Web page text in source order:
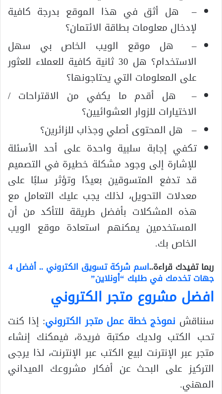
– هل أثق في هذا الموقع بدرجة كافية
لإدخال معلومات بطاقة الائتمان؟
– هل موقع الويب الخاص بي سهل
الاستخدام؟ هل 30 ثانية كافية للعملاء للعثور
على المعلومات التي يحتاجونها؟
– هل أقدم ما يكفي من الاقتراحات /
الاختيارات للزوار العشوائيين؟
– هل المحتوى أصلي وجذاب للزائرين؟
تكفي إجابة سلبية واحدة على أحد الأسئلة
للإشارة إلى وجود مشكلة خطيرة في التصميم
قد تدفع المتسوقين بعيدًا وتؤثر سلبًا على
معدلات التحويل، لذلك يجب عليك التعامل مع
هذه المشكلات بأفضل طريقة للتأكد من أن
المستخدمين يمكنهم استعادة موقع الويب
الخاص بك.
ربما تفيدك قراءة.. اسم شركة تسويق الكتروني .. أفضل 4
جهات تخدمك في طلبك “أونلاين”
افضل مشروع متجر الكتروني
سنناقش نموذج خطة عمل متجر الكتروني: إذا كنت
تحب الكتب ولديك مكتبة فريدة، فيمكنك إنشاء
متجر عبر الإنترنت لبيع الكتب عبر الإنترنت، لذا يرجى
التركيز على البحث عن أفكار مشروعك الميداني
المهني.